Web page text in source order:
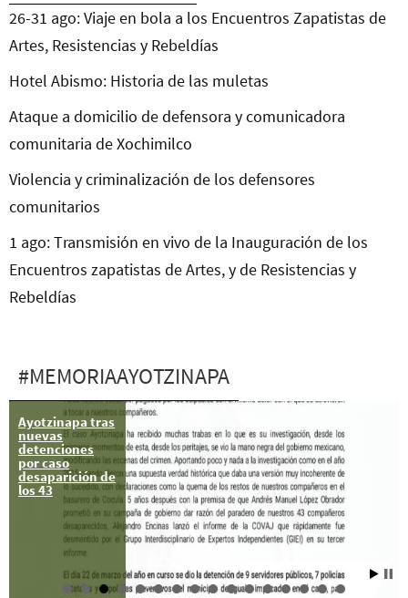
26-31 ago: Viaje en bola a los Encuentros Zapatistas de
Artes, Resistencias y Rebeldías
Hotel Abismo: Historia de las muletas
Ataque a domicilio de defensora y comunicadora
comunitaria de Xochimilco
Violencia y criminalización de los defensores
comunitarios
1 ago: Transmisión en vivo de la Inauguración de los
Encuentros zapatistas de Artes, y de Resistencias y
Rebeldías
#MEMORIAAYOTZINAPA
Ayotzinapa tras
nuevas
detenciones
por caso
desaparición de
los 43
Ecuador:
Jornada radial
de 43 horas por
Ayotzinapa